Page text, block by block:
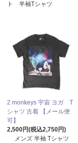
ト 半袖Tシャツ
2 monkeys 宇宙 ヨガ T
シャツ 古着 【メール便
可】
2,500円(税込2,750円)
メンズ 半袖 Tシャツ